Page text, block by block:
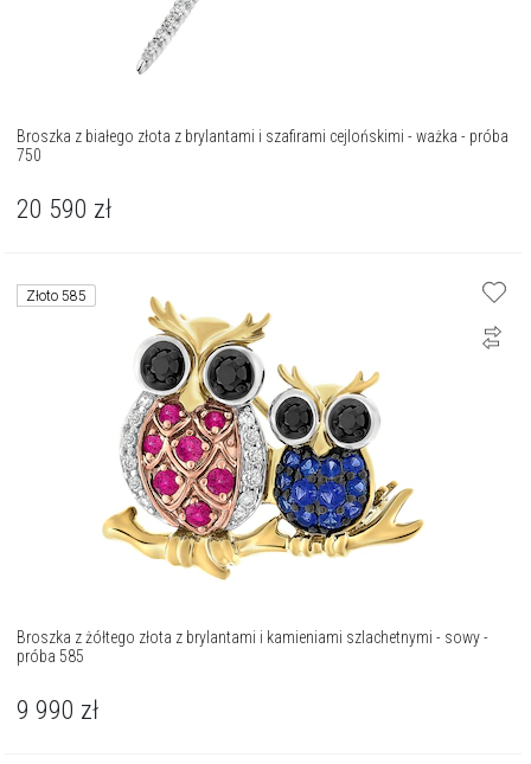
Broszka z białego złota z brylantami i szafirami cejlońskimi - ważka - próba
750
20 590 zł
Złoto 585
Broszka z żółtego złota z brylantami i kamieniami szlachetnymi - sowy -
próba 585
9 990 zł